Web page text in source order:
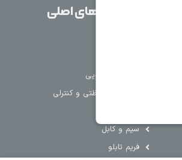
دسته بندی های اصلی
تجهیزات تابلویی
تجهیزات حفاظتی و کنترلی
سیم و کابل
فریم تابلو